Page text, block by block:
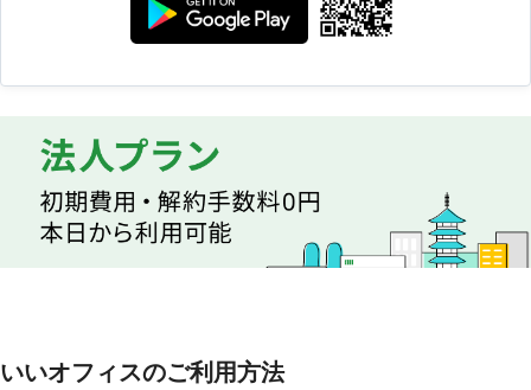
いいオフィスのご利用方法